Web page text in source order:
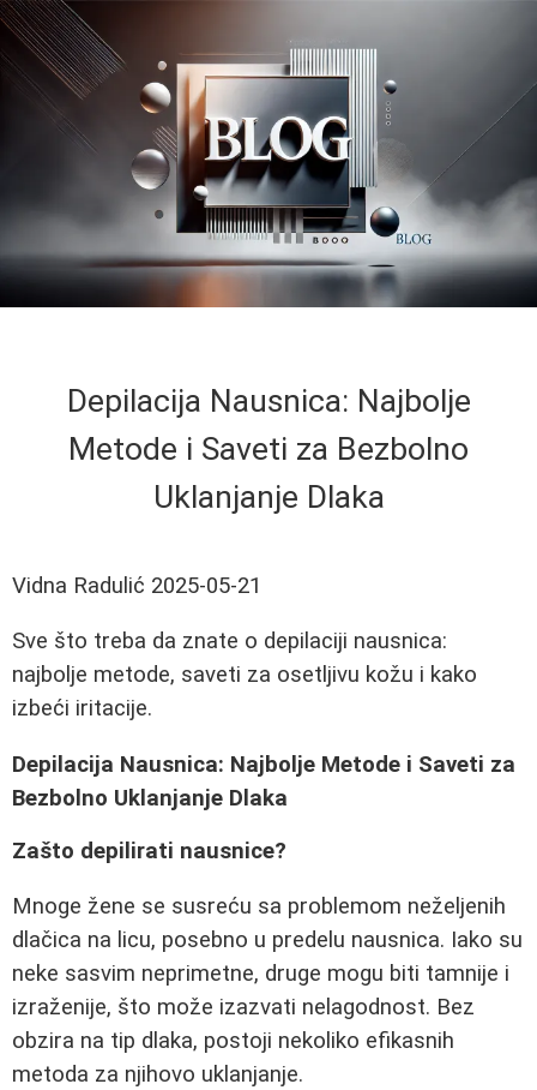
Depilacija Nausnica: Najbolje
Metode i Saveti za Bezbolno
Uklanjanje Dlaka
Vidna Radulić 2025-05-21
Sve što treba da znate o depilaciji nausnica:
najbolje metode, saveti za osetljivu kožu i kako
izbeći iritacije.
Depilacija Nausnica: Najbolje Metode i Saveti za
Bezbolno Uklanjanje Dlaka
Zašto depilirati nausnice?
Mnoge žene se susreću sa problemom neželjenih
dlačica na licu, posebno u predelu nausnica. Iako su
neke sasvim neprimetne, druge mogu biti tamnije i
izraženije, što može izazvati nelagodnost. Bez
obzira na tip dlaka, postoji nekoliko efikasnih
metoda za njihovo uklanjanje.